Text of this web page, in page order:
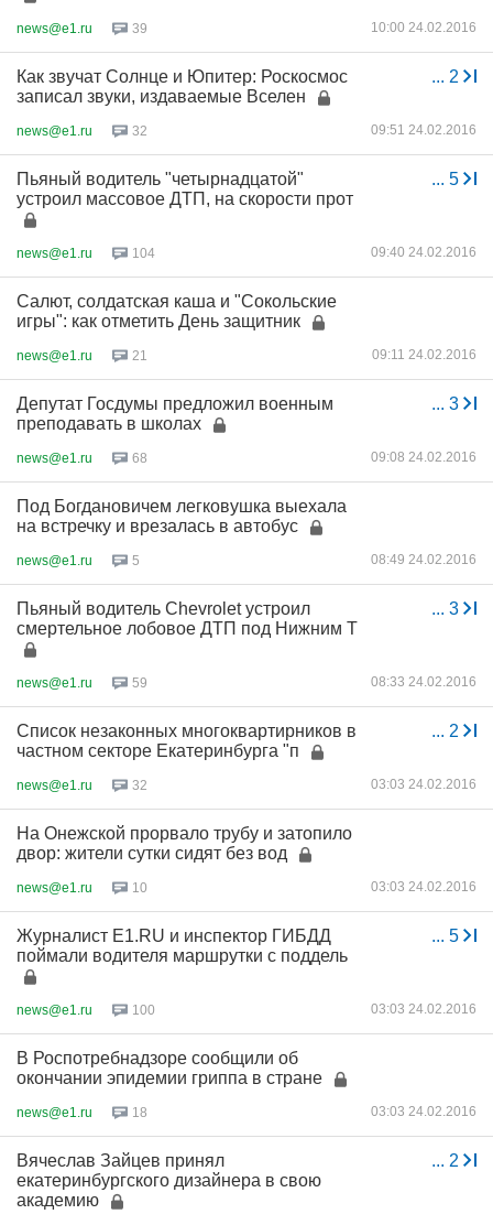
news@e1.ru 39 10:00 24.02.2016
... 2
Как звучат Солнце и Юпитер: Роскосмос
записал звуки, издаваемые Вселен
news@e1.ru 32 09:51 24.02.2016
... 5
Пьяный водитель "четырнадцатой"
устроил массовое ДТП, на скорости прот
news@e1.ru 104 09:40 24.02.2016
Салют, солдатская каша и "Сокольские
игры": как отметить День защитник
news@e1.ru 21 09:11 24.02.2016
... 3
Депутат Госдумы предложил военным
преподавать в школах
news@e1.ru 68 09:08 24.02.2016
Под Богдановичем легковушка выехала
на встречку и врезалась в автобус
news@e1.ru 5 08:49 24.02.2016
... 3
Пьяный водитель Chevrolet устроил
смертельное лобовое ДТП под Нижним Т
news@e1.ru 59 08:33 24.02.2016
... 2
Список незаконных многоквартирников в
частном секторе Екатеринбурга "п
news@e1.ru 32 03:03 24.02.2016
На Онежской прорвало трубу и затопило
двор: жители сутки сидят без вод
news@e1.ru 10 03:03 24.02.2016
... 5
Журналист E1.RU и инспектор ГИБДД
поймали водителя маршрутки с поддель
news@e1.ru 100 03:03 24.02.2016
В Роспотребнадзоре сообщили об
окончании эпидемии гриппа в стране
news@e1.ru 18 03:03 24.02.2016
... 2
Вячеслав Зайцев принял
екатеринбургского дизайнера в свою
академию